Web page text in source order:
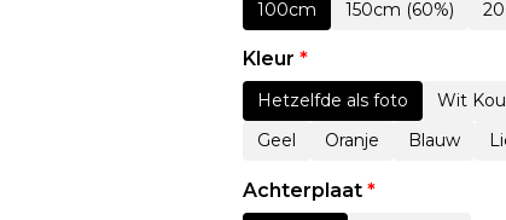
100cm 150cm (60%)
Kleur *
Hetzelfde als foto Wit
Geel
Oranje Blauw
Achterplaat *